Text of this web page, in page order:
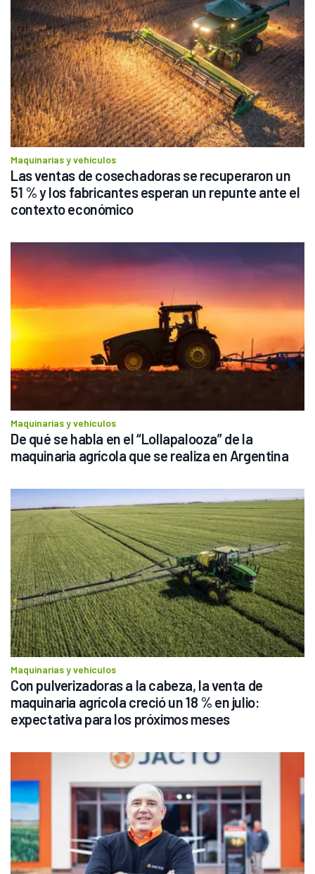
Maquinarias y vehículos
Las ventas de cosechadoras se recuperaron un
51 % y los fabricantes esperan un repunte ante el
contexto económico
Maquinarias y vehículos
De qué se habla en el “Lollapalooza” de la
maquinaria agrícola que se realiza en Argentina
Maquinarias y vehículos
Con pulverizadoras a la cabeza, la venta de
maquinaria agrícola creció un 18 % en julio:
expectativa para los próximos meses